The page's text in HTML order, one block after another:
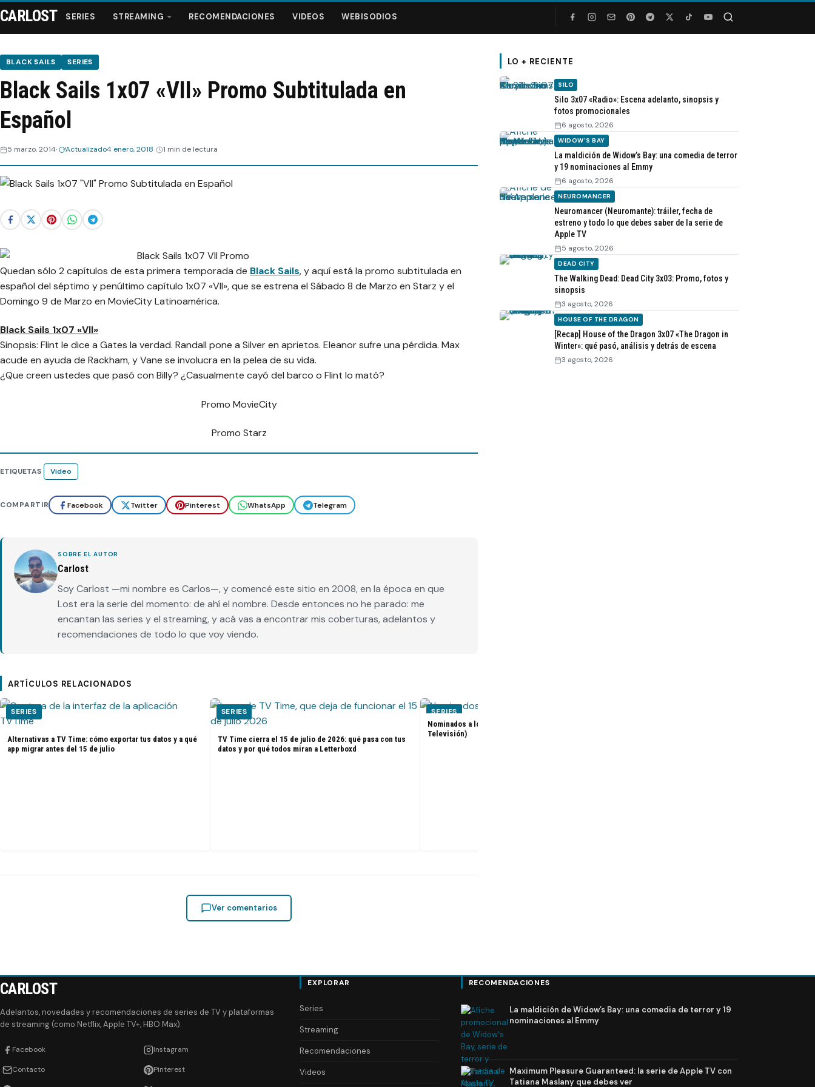
Series
Streaming
Webisodios
CARLOST SERIES STREAMING RECOMENDACIONES VIDEOS WEBISODIOS
BLACK SAILS SERIES
Black Sails 1x07 «VII» Promo Subtitulada en
Español
5 marzo, 2014 Actualizado4 enero, 2018 1 min de lectura
Quedan sólo 2 capítulos de esta primera temporada de Black Sails, y aquí está la promo subtitulada en
español del séptimo y penúltimo capítulo 1x07 «VII», que se estrena el Sábado 8 de Marzo en Starz y el
Domingo 9 de Marzo en MovieCity Latinoamérica.
Black Sails 1x07 «VII»
Sinopsis: Flint le dice a Gates la verdad. Randall pone a Silver en aprietos. Eleanor sufre una pérdida. Max
acude en ayuda de Rackham, y Vane se involucra en la pelea de su vida.
¿Que creen ustedes que pasó con Billy? ¿Casualmente cayó del barco o Flint lo mató?
Promo MovieCity
Promo Starz
ETIQUETAS Video
COMPARTIR Facebook Twitter Pinterest WhatsApp Telegram
SOBRE EL AUTOR
Carlost
Soy Carlost —mi nombre es Carlos—, y comencé este sitio en 2008, en la época en que
Lost era la serie del momento: de ahí el nombre. Desde entonces no he parado: me
encantan las series y el streaming, y acá vas a encontrar mis coberturas, adelantos y
recomendaciones de todo lo que voy viendo.
ARTÍCULOS RELACIONADOS
SERIES
Alternativas a TV Time: cómo exportar tus datos y a qué
app migrar antes del 15 de julio
SERIES
TV Time cierra el 15 de julio de 2026: qué pasa con tus
datos y por qué todos miran a Letterboxd
SERIES
Nominados a los premios Golden Globes 2025 (Cine y
Televisión)
Ver comentarios
LO + RECIENTE
SILO
Silo 3x07 «Radio»: Escena adelanto, sinopsis y
fotos promocionales
6 agosto, 2026
WIDOW'S BAY
La maldición de Widow’s Bay: una comedia de terror
y 19 nominaciones al Emmy
6 agosto, 2026
NEUROMANCER
Neuromancer (Neuromante): tráiler, fecha de
estreno y todo lo que debes saber de la serie de
Apple TV
5 agosto, 2026
DEAD CITY
The Walking Dead: Dead City 3x03: Promo, fotos y
sinopsis
3 agosto, 2026
HOUSE OF THE DRAGON
[Recap] House of the Dragon 3x07 «The Dragon in
Winter»: qué pasó, análisis y detrás de escena
3 agosto, 2026
CARLOST
Adelantos, novedades y recomendaciones de series de TV y plataformas
de streaming (como Netflix, Apple TV+, HBO Max).
Facebook Instagram
Contacto Pinterest
EXPLORAR
Series
Streaming
Recomendaciones
Videos
RECOMENDACIONES
La maldición de Widow’s Bay: una comedia de terror y 19
nominaciones al Emmy
Maximum Pleasure Guaranteed: la serie de Apple TV con
Tatiana Maslany que debes ver